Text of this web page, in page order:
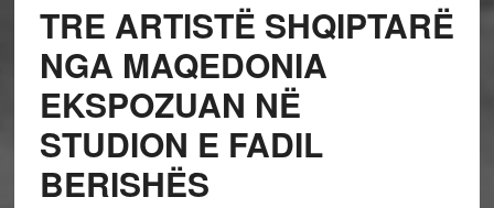
TRE ARTISTË SHQIPTARË
NGA MAQEDONIA
EKSPOZUAN NË
STUDION E FADIL
BERISHËS